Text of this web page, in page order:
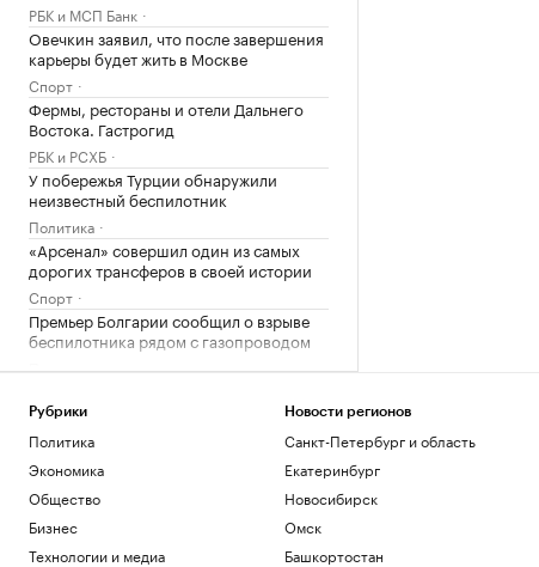
РБК и МСП Банк
Овечкин заявил, что после завершения
карьеры будет жить в Москве
Спорт
Фермы, рестораны и отели Дальнего
Востока. Гастрогид
РБК и РСХБ
У побережья Турции обнаружили
неизвестный беспилотник
Политика
«Арсенал» совершил один из самых
дорогих трансферов в своей истории
Спорт
Премьер Болгарии сообщил о взрыве
беспилотника рядом с газопроводом
Политика
атак ВСУ на Севастополь
Политика
Во Внуково ввели прием и отправку
рейсов по согласованию
Общество
В ЕС предложили передать
замороженные активы России новой
Рубрики
Политика
Экономика
Общество
Бизнес
Технологии и медиа
Новости регионов
Санкт-Петербург и область
Екатеринбург
Новосибирск
Омск
Башкортостан